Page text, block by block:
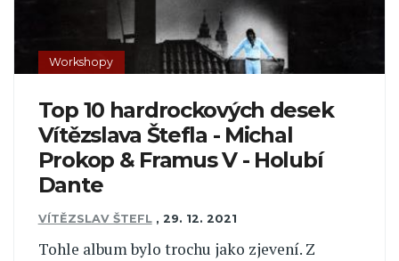
Workshopy
Top 10 hardrockových desek
Vítězslava Štefla - Michal
Prokop & Framus V - Holubí
Dante
VÍTĚZSLAV ŠTEFL , 29. 12. 2021
Tohle album bylo trochu jako zjevení. Z